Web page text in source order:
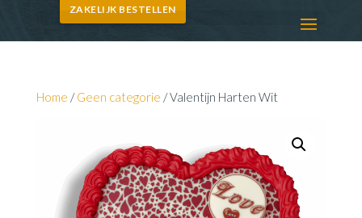
ZAKELIJK BESTELLEN
Home /Geen categorie / Valentijn Harten Wit